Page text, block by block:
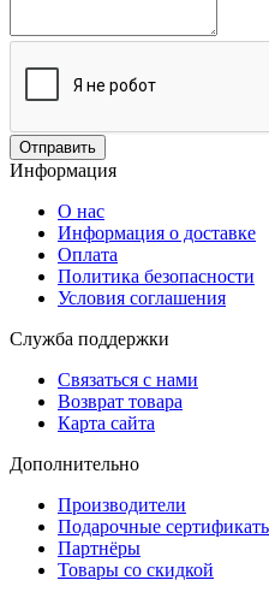
Отправить
Информация
О нас
Информация о доставке
Оплата
Политика безопасности
Условия соглашения
Служба поддержки
Связаться с нами
Возврат товара
Карта сайта
Дополнительно
Производители
Подарочные
Партнёры
Товары со скидкой